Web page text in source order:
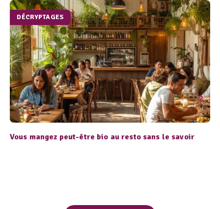
DÉCRYPTAGES
Vous mangez peut-être bio au resto sans le savoir